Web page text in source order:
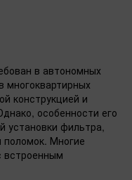
в автономных
многоквартирных
конструкцией и
особенности его
установки фильтра,
Многие
встроенным